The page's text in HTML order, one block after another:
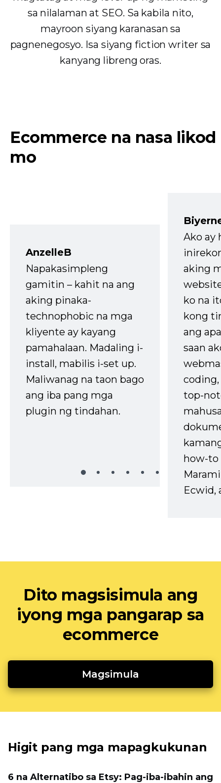
sa nilalaman at SEO. Sa kabila nito,
mayroon siyang karanasan sa
pagnenegosyo. Isa siyang fiction writer sa
kanyang libreng oras.
Ecommerce na nasa likod
mo
AnzelleB
Napakasimpleng
gamitin – kahit na ang
aking pinaka-
technophobic na mga
kliyente ay kayang
pamahalaan. Madaling i-
install, mabilis i-set up.
Maliwanag na taon bago
ang iba pang mga
plugin ng tindahan.
Ako ay
aking
ko na
kong
ang
saan
top-
how-to
Ecwid,
Dito magsisimula ang
iyong mga pangarap sa
ecommerce
Magsimula
Higit pang mga mapagkukunan
6 na Alternatibo sa Etsy: Pag-iba-ibahin ang